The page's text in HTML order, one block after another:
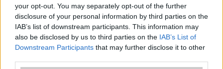
your opt-out. You may separately opt-out of the further
disclosure of your personal information by third parties on the
IAB’s list of downstream participants. This information may
also be disclosed by us to third parties on the IAB’s List of
Downstream Participants that may further disclose it to other
Android verziók
A WiFi Direct egy önálló rendszer. Miért is?
WiFi - visszafelé kompatibilitás
MLO (Multi-Link Operation) működése